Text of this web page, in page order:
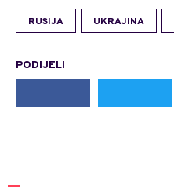
RUSIJA UKRAJINA
PODIJELI